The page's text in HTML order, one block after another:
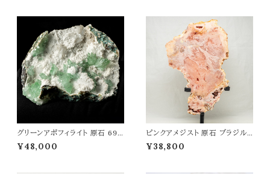
グリーンアポフィライト 原石 693
g 魚眼石 アポフィライト 天然石
パワーストーン 鉱物 結晶 t009
¥48,000
ピンクアメジスト 原石 ブラジル
リオグランデドスール産 置物 高
さ210mm 浄化 癒し 開運 愛情
¥38,800